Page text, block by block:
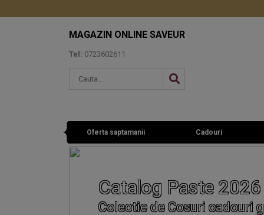
MAGAZIN ONLINE SAVEUR
Tel: 0723602611
Oferta saptamanii Cadouri
Catalog Paste 2026
Colectie de Cosuri cadouri